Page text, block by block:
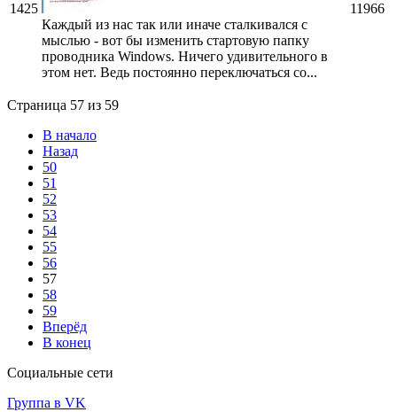
1425
Каждый из нас так или иначе сталкивался с
мыслью - вот бы изменить стартовую папку
проводника Windows. Ничего удивительного в
этом нет. Ведь постоянно переключаться со...
11966
Страница 57 из 59
В начало
Назад
50
51
52
53
54
55
56
57
58
59
Вперёд
В конец
Социальные сети
Группа в VK